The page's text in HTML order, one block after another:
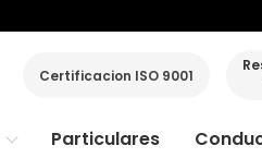
Certificacion ISO 9001
Particulares